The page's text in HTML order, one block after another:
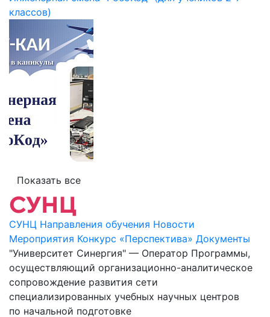
классов)
Показать все
СУНЦ Направления обучения Новости
Мероприятия Конкурс «Перспектива» Документы
"Университет Синергия" — Оператор Программы,
осуществляющий организационно-аналитическое
сопровождение развития сети
специализированных учебных научных центров
по начальной подготовке